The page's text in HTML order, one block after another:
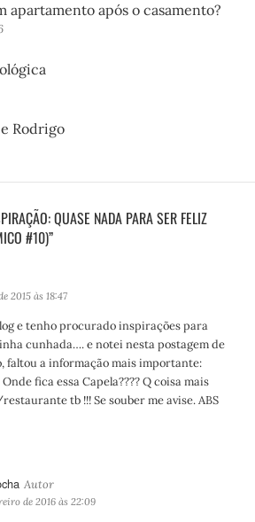
apartamento após o casamento?
Rodrigo
QUASE NADA PARA SER FELIZ
#10)”
2015 às 18:47
e tenho procurado inspirações para
cunhada…. e notei nesta postagem de
faltou a informação mais importante:
fica essa Capela???? Q coisa mais
tb !!! Se souber me avise. ABS
i
de 2016 às 22:09